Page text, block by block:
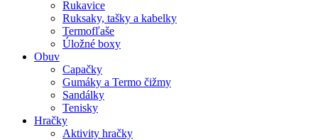
Rukavice
Ruksaky, tašky a kabelky
Termofľaše
Úložné boxy
Obuv
Capačky
Gumáky a Termo čižmy
Sandálky
Tenisky
Hračky
Aktivity hračky